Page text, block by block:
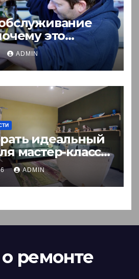
это
новой?
ADMIN
идеальный
мастер-класса:
гидADMIN
ремонте